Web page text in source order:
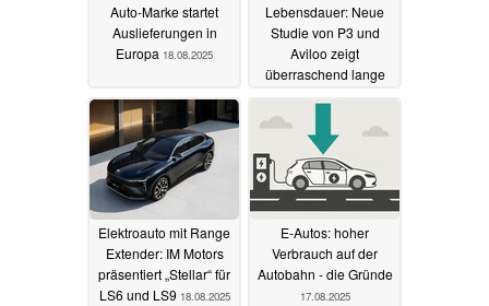
Auto-Marke startet
Auslieferungen in
Europa 18.08.2025
Lebensdauer: Neue
Studie von P3 und
Aviloo zeigt
überraschend lange
Lebensdauer18.08.2025
Elektroauto mit Range
Extender: IM Motors
präsentiert „Stellar“ für
LS6 und LS9 18.08.2025
E‑Autos: hoher
Verbrauch auf der
Autobahn - die Gründe
17.08.2025